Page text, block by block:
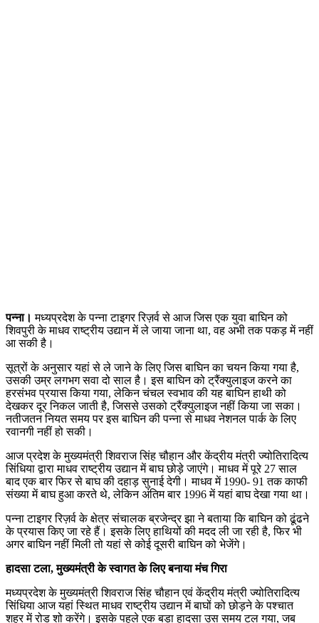
पन्ना। मध्यप्रदेश के पन्ना टाइगर रिज़र्व से आज जिस एक युवा बाघिन को
शिवपुरी के माधव राष्ट्रीय उद्यान में ले जाया जाना था, वह अभी तक पकड़ में नहीं
आ सकी है।
सूत्रों के अनुसार यहां से ले जाने के लिए जिस बाघिन का चयन किया गया है,
उसकी उम्र लगभग सवा दो साल है। इस बाघिन को ट्रैंक्युलाइज करने का
हरसंभव प्रयास किया गया, लेकिन चंचल स्वभाव की यह बाघिन हाथी को
देखकर दूर निकल जाती है, जिससे उसको ट्रैंक्युलाइज नहीं किया जा सका।
नतीजतन नियत समय पर इस बाघिन की पन्ना से माधव नेशनल पार्क के लिए
रवानगी नहीं हो सकी।
आज प्रदेश के मुख्यमंत्री शिवराज सिंह चौहान और केंद्रीय मंत्री ज्योतिरादित्य
सिंधिया द्वारा माधव राष्ट्रीय उद्यान में बाघ छोड़े जाएंगे। माधव में पूरे 27 साल
बाद एक बार फिर से बाघ की दहाड़ सुनाई देगी। माधव में 1990- 91 तक काफी
संख्या में बाघ हुआ करते थे, लेकिन अंतिम बार 1996 में यहां बाघ देखा गया था।
पन्ना टाइगर रिज़र्व के क्षेत्र संचालक ब्रजेन्द्र झा ने बताया कि बाघिन को ढूंढने
के प्रयास किए जा रहे हैं। इसके लिए हाथियों की मदद ली जा रही है, फिर भी
अगर बाघिन नहीं मिली तो यहां से कोई दूसरी बाघिन को भेजेंगे।
हादसा टला, मुख्यमंत्री के स्वागत के लिए बनाया मंच गिरा
मध्यप्रदेश के मुख्यमंत्री शिवराज सिंह चौहान एवं केंद्रीय मंत्री ज्योतिरादित्य
सिंधिया आज यहां स्थित माधव राष्ट्रीय उद्यान में बाघों को छोड़ने के पश्चात
शहर में रोड शो करेंगे। इसके पहले एक बड़ा हादसा उस समय टल गया, जब